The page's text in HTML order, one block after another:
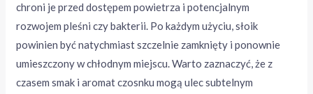
chroni je przed dostępem powietrza i potencjalnym
rozwojem pleśni czy bakterii. Po każdym użyciu, słoik
powinien być natychmiast szczelnie zamknięty i ponownie
umieszczony w chłodnym miejscu. Warto zaznaczyć, że z
czasem smak i aromat czosnku mogą ulec subtelnym